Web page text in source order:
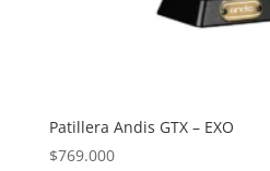
Patillera Andis GTX – EXO
$769.000